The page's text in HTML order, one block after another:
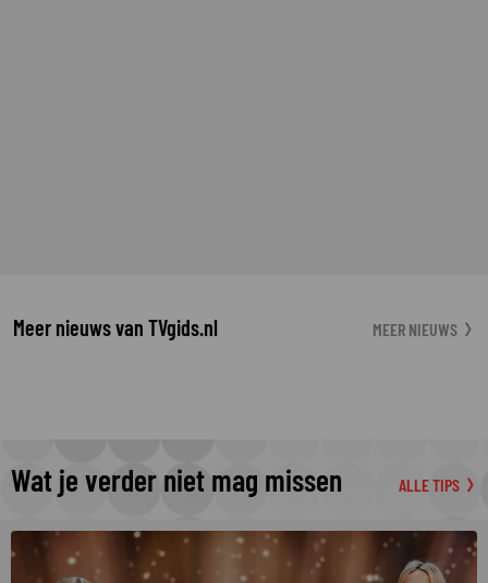
Meer nieuws van TVgids.nl MEER NIEUWS
Wat je verder niet mag missen ALLE TIPS